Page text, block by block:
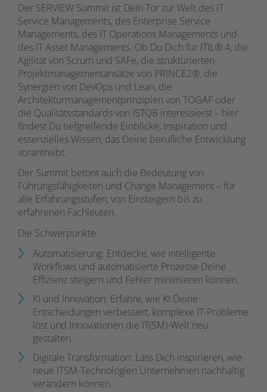
Der SERVIEW Summit ist Dein Tor zur Welt des IT
Service Managements, des Enterprise Service
Managements, des IT Operations Managements und
des IT Asset Managements. Ob Du Dich für ITIL® 4, die
Agilität von Scrum und SAFe, die strukturierten
Projektmanagementansätze von PRINCE2®, die
Synergien von DevOps und Lean, die
Architekturmanagementprinzipien von TOGAF oder
die Qualitätsstandards von ISTQB interessierst – hier
findest Du tiefgreifende Einblicke, Inspiration und
essenzielles Wissen, das Deine berufliche Entwicklung
vorantreibt.
Der Summit betont auch die Bedeutung von
Führungsfähigkeiten und Change Management – für
alle Erfahrungsstufen, von Einsteigern bis zu
erfahrenen Fachleuten.
Die Schwerpunkte:
Automatisierung: Entdecke, wie intelligente
Workflows und automatisierte Prozesse Deine
Effizienz steigern und Fehler minimieren können.
KI und Innovation: Erfahre, wie KI Deine
Entscheidungen verbessert, komplexe IT-Probleme
löst und Innovationen die IT(SM)-Welt neu
gestalten.
Digitale Transformation: Lass Dich inspirieren, wie
neue ITSM-Technologien Unternehmen nachhaltig
verändern können.